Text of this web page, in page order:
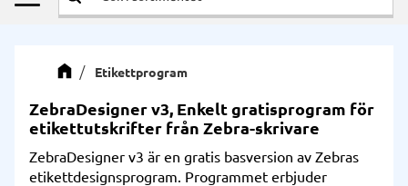
Etikettprogram
ZebraDesigner v3, Enkelt gratisprogram för
etikettutskrifter från Zebra-skrivare
ZebraDesigner v3 är en gratis basversion av Zebras
etikettdesignsprogram. Programmet erbjuder